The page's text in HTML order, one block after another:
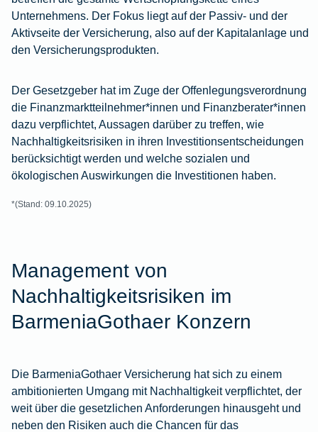
Wohnungsschutzbrief
Zur
Gewässerschadenhaftpflicht
Produktübersicht
Zur
Produktübersicht
Reisehaftpflichtversicherung
Produktübersicht
Zur
Produktübersicht
Zur
Produktübersicht
Zur
Produktübersicht
Montageversicherung
Gruppenunfall für
Betriebe
Gruppenunfall für
Vereine
Zur
Produktübersicht
Kunstversicherung
Ausstellungsversicherung
Valorenversicherung
Oldtimersammlungsversicherung
Zur
Unternehmens. Der Fokus liegt auf der Passiv- und der
Aktivseite der Versicherung, also auf der Kapitalanlage und
den Versicherungsprodukten.
Der Gesetzgeber hat im Zuge der Offenlegungsverordnung
die Finanzmarktteilnehmer*innen und Finanzberater*innen
dazu verpflichtet, Aussagen darüber zu treffen, wie
Nachhaltigkeitsrisiken in ihren Investitionsentscheidungen
berücksichtigt werden und welche sozialen und
ökologischen Auswirkungen die Investitionen haben.
*(Stand: 09.10.2025)
Management von
Nachhaltigkeitsrisiken im
BarmeniaGothaer Konzern
Die BarmeniaGothaer Versicherung hat sich zu einem
ambitionierten Umgang mit Nachhaltigkeit verpflichtet, der
weit über die gesetzlichen Anforderungen hinausgeht und
neben den Risiken auch die Chancen für das